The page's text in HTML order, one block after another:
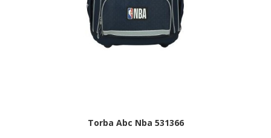
Torba Abc Nba 531366